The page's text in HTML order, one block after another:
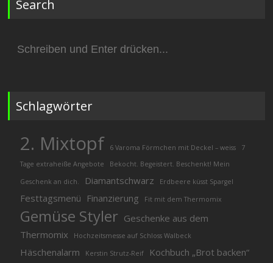
Search
nach:
Schlagwörter
2. Mixtopf 6 Varoma Förmchen mit Deckel – weiss
7
Tage extraheiße Angebote
Bekocht. Begeistert. Beschenkt! Mein
Geschenk an dich. Diamantschwarz Erdbeere küsst Spargel
Festtagsmenü Finanzierung Fit mit dem Thermomix
Gemüse Styler Geschenke aus dem
Thermomix
Hochzeitsmesse auf Schloss Walbeck
Häschenalarm Kerstin Strutz-Reif
Kochbuch „Brot backen“